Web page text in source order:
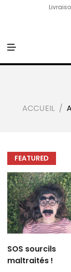
N
U
ACCUEIL
FEATURED
SOS sourcils
maltraités !